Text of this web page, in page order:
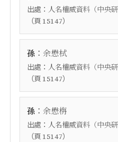
出處： 人名權威資料（中央
（頁 15147）
孫 ： 余懋栻
出處： 人名權威資料（中央
（頁 15147）
孫 ： 余懋栴
出處： 人名權威資料（中央
（頁 15147）